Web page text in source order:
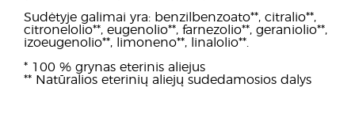
Sudėtyje galimai yra: benzilbenzoato**, citralio**,
citronelolio**, eugenolio**, farnezolio**, geraniolio**,
izoeugenolio**, limoneno**, linalolio**.
* 100 % grynas eterinis aliejus
** Natūralios eterinių aliejų sudedamosios dalys